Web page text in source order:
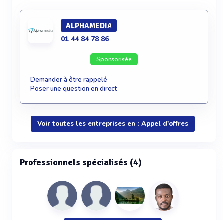
ALPHAMEDIA
01 44 84 78 86
Sponsorisée
Demander à être rappelé
Poser une question en direct
Voir toutes les entreprises en : Appel d'offres
Professionnels spécialisés (4)